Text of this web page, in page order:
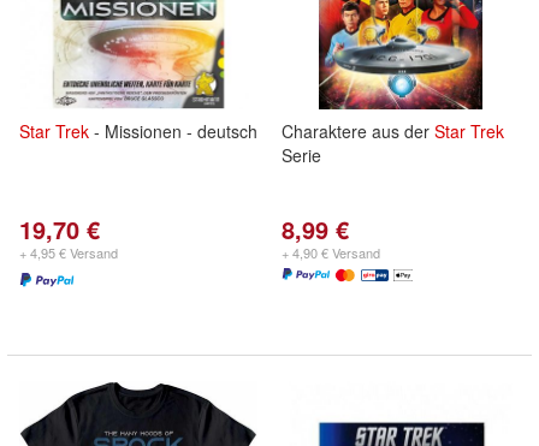
Star Trek - Missionen - deutsch
19,70 €
+ 4,95 € Versand
Charaktere aus der Star Trek
Serie
8,99 €
+ 4,90 € Versand